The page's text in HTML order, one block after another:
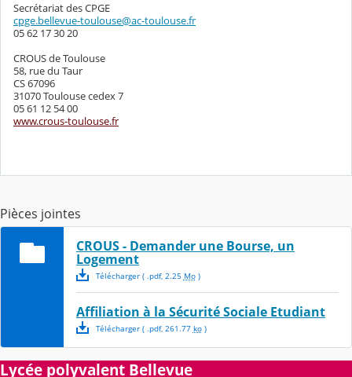
Secrétariat des CPGE
cpge.bellevue-toulouse@ac-toulouse.fr
05 62 17 30 20
CROUS de Toulouse
58, rue du Taur
CS 67096
31070 Toulouse cedex 7
05 61 12 54 00
www.crous-toulouse.fr
Pièces jointes
CROUS - Demander une Bourse, un
Logement
Télécharger( .pdf, 2.25 Mo)
Affiliation à la Sécurité Sociale Etudiant
Télécharger( .pdf, 261.77 ko)
Lycée polyvalent Bellevue